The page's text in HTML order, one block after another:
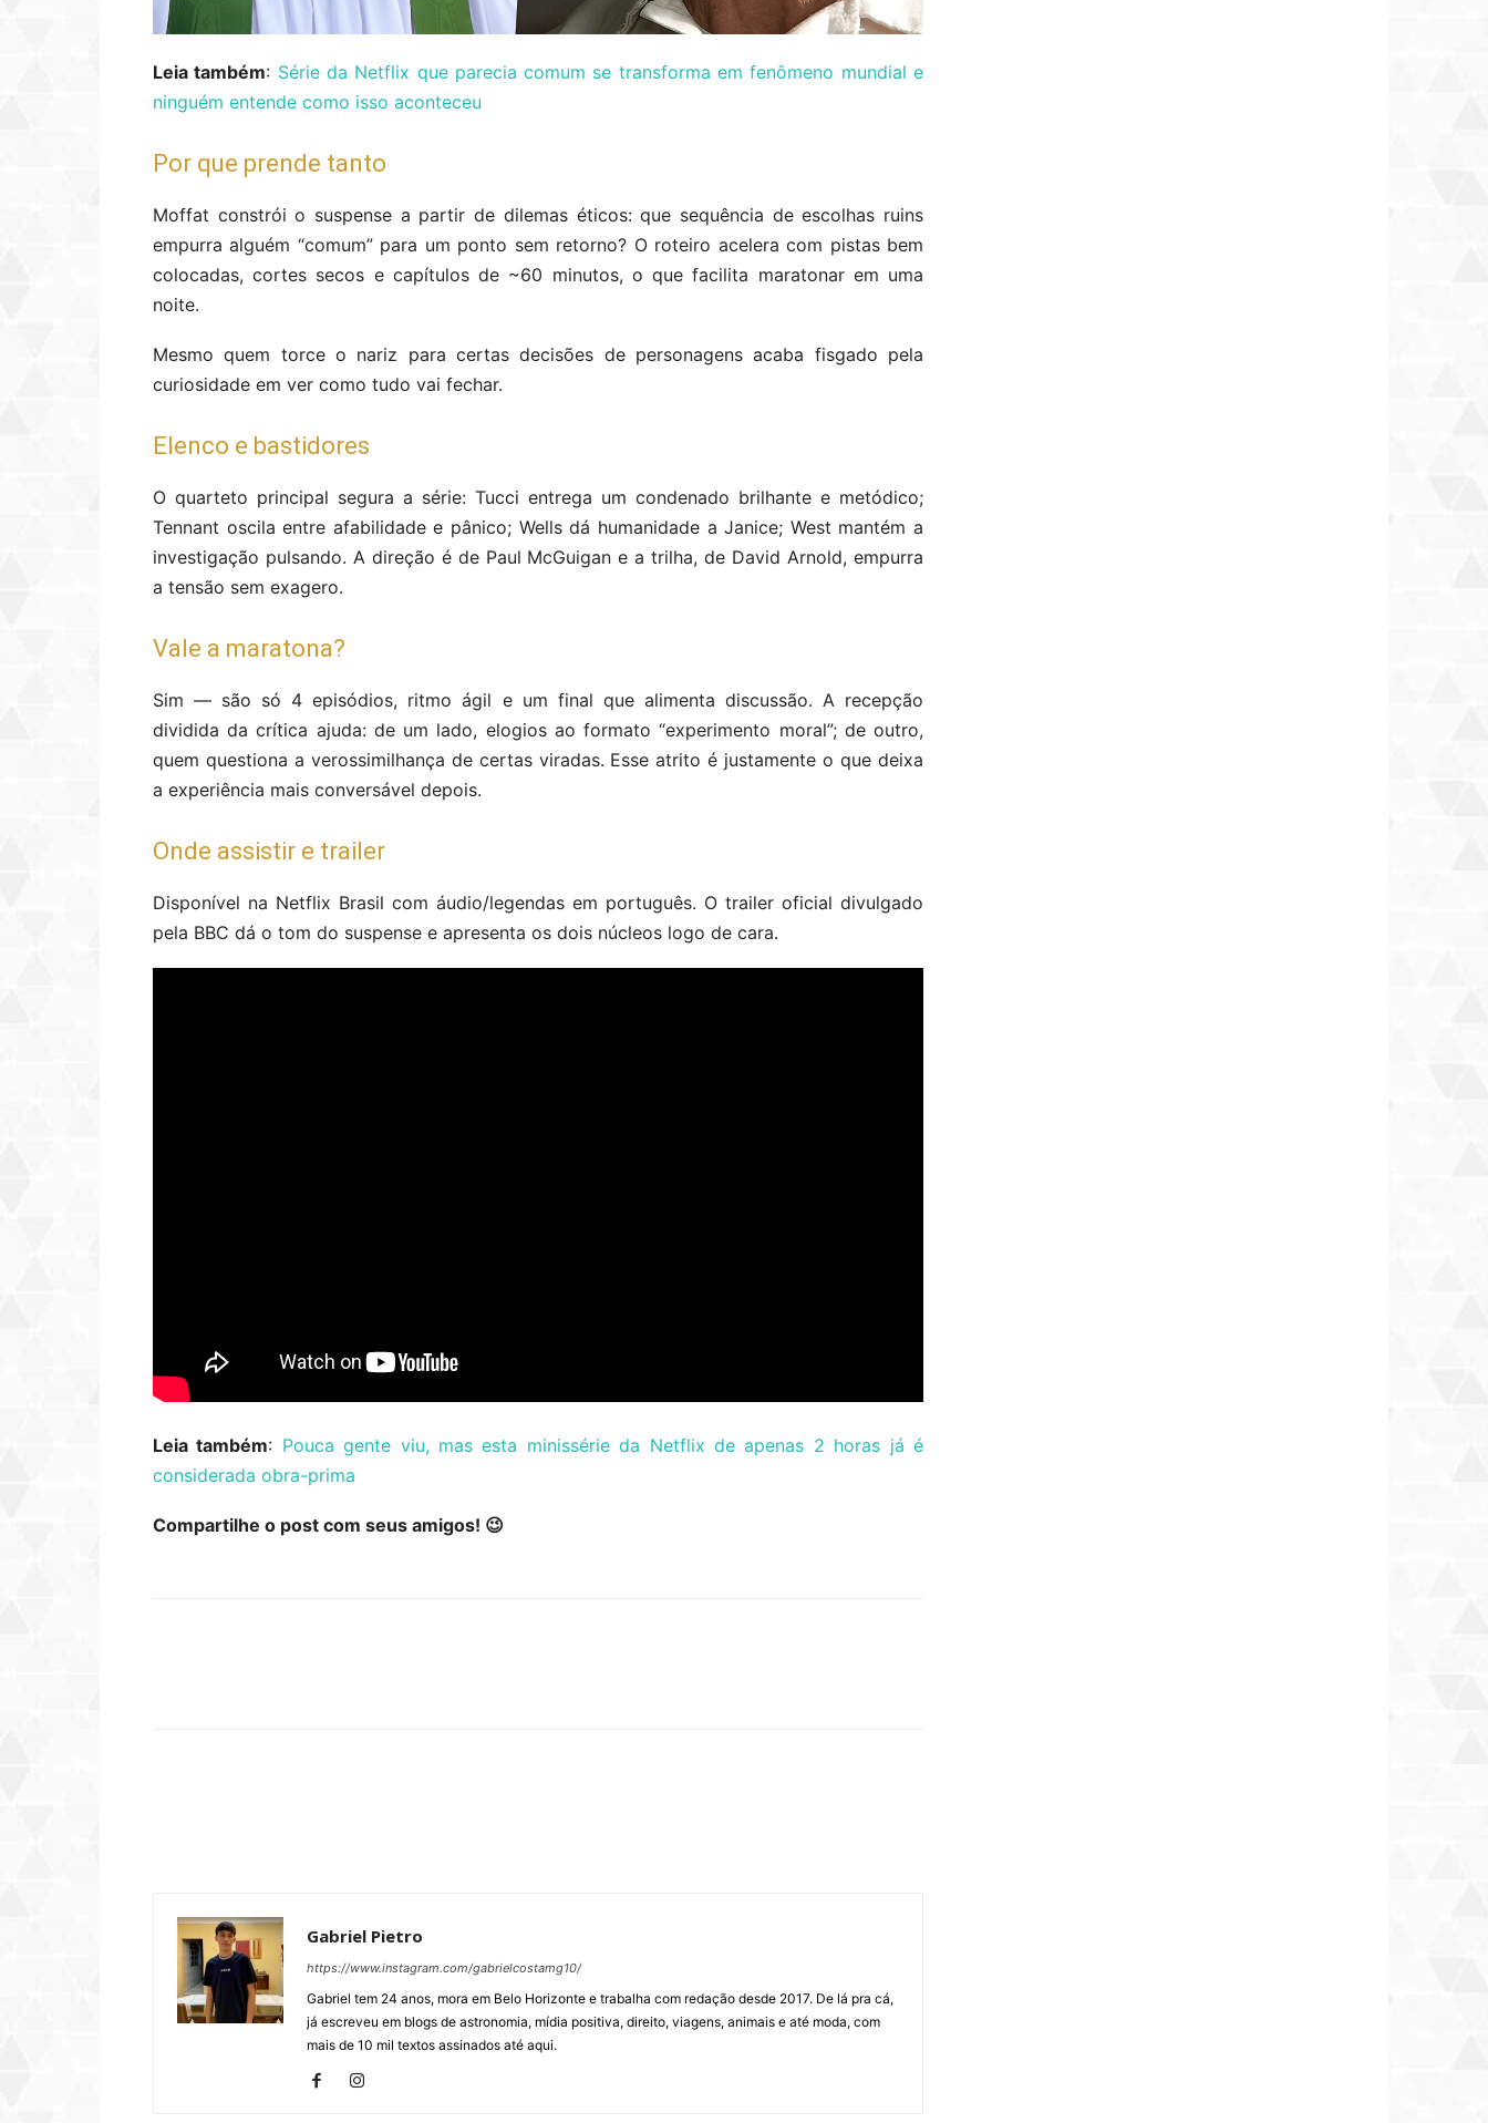
Leia também: Série da Netflix que parecia comum se transforma em fenômeno mundial e
ninguém entende como isso aconteceu
Por que prende tanto
Moffat constrói o suspense a partir de dilemas éticos: que sequência de escolhas ruins
empurra alguém “comum” para um ponto sem retorno? O roteiro acelera com pistas bem
colocadas, cortes secos e capítulos de ~60 minutos, o que facilita maratonar em uma
noite.
Mesmo quem torce o nariz para certas decisões de personagens acaba fisgado pela
curiosidade em ver como tudo vai fechar.
Elenco e bastidores
O quarteto principal segura a série: Tucci entrega um condenado brilhante e metódico;
Tennant oscila entre afabilidade e pânico; Wells dá humanidade a Janice; West mantém a
investigação pulsando. A direção é de Paul McGuigan e a trilha, de David Arnold, empurra
a tensão sem exagero.
Vale a maratona?
Sim — são só 4 episódios, ritmo ágil e um final que alimenta discussão. A recepção
dividida da crítica ajuda: de um lado, elogios ao formato “experimento moral”; de outro,
quem questiona a verossimilhança de certas viradas. Esse atrito é justamente o que deixa
a experiência mais conversável depois.
Onde assistir e trailer
Disponível na Netflix Brasil com áudio/legendas em português. O trailer oficial divulgado
pela BBC dá o tom do suspense e apresenta os dois núcleos logo de cara.
Leia também: Pouca gente viu, mas esta minissérie da Netflix de apenas 2 horas já é
considerada obra-prima
Compartilhe o post com seus amigos! 😉
Gabriel Pietro
https://www.instagram.com/gabrielcostamg10/
Gabriel tem 24 anos, mora em Belo Horizonte e trabalha com redação desde 2017. De lá pra cá,
já escreveu em blogs de astronomia, mídia positiva, direito, viagens, animais e até moda, com
mais de 10 mil textos assinados até aqui.